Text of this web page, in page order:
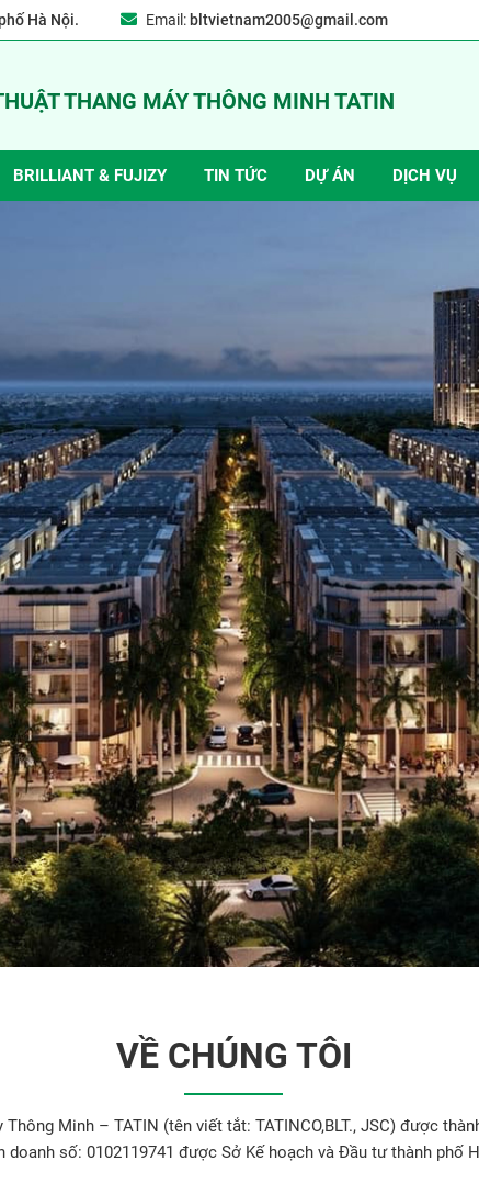
Hà Nội. Email: bltvietnam2005@gmail.com
THANG MÁY THÔNG MINH TATIN
BRILLIANT & FUJIZY TIN TỨC DỰ ÁN DỊCH VỤ
VỀ CHÚNG TÔI
Minh – TATIN (tên viết tắt: TATINCO,BLT., JSC) được
doanh số: 0102119741 được Sở Kế hoạch và Đầu tư thành phố